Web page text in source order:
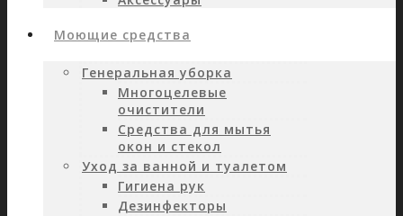
Моющие средства
Генеральная уборка
Многоцелевые
очистители
Средства для мытья
окон и стекол
Уход за ванной и туалетом
Гигиена рук
Дезинфекторы